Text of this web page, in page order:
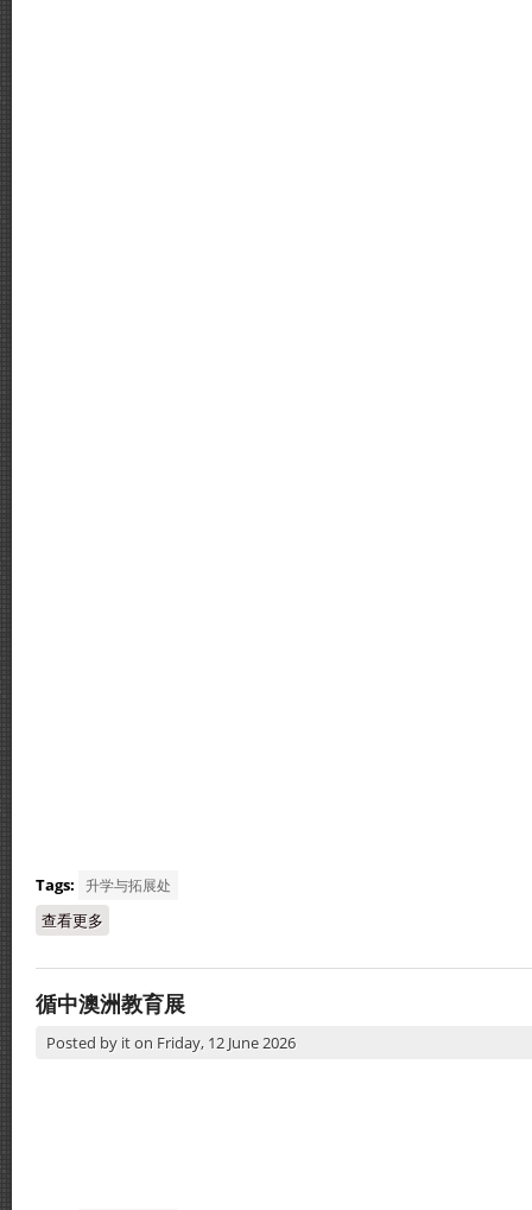
Tags: 升学与拓展处
查看更多
循中澳洲教育展
Posted by iton Friday, 12 June 2026